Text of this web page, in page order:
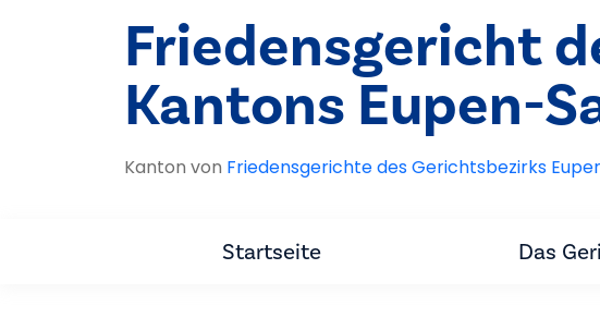
Friedensgericht
Kantons Eupen-
Kanton von Friedensgerichte des Gerichtsbezirks
Startseite Das